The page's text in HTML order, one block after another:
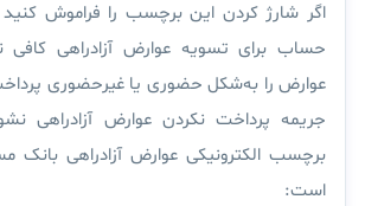
اگر شارژ کردن این برچسب را فراموش
حساب برای تسویه عوارض آزادراهی کافی
عوارض را به‌شکل حضوری یا غیرحضوری
جریمه پرداخت نکردن عوارض آزادراهی
برچسب الکترونیکی عوارض آزادراهی
است: